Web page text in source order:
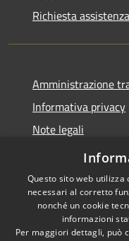
Richiesta assistenza
Amministrazione
Informativa privacy
Note legali
Dichiarazione di
Questo sito web
necessari al corretto
nonché un cookie
informazioni
Per maggiori dettagli, può